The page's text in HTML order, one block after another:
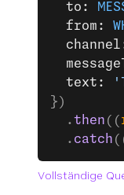
  to:
  from:
  text:
})
  .
then ((
  .
catch
Vollständige